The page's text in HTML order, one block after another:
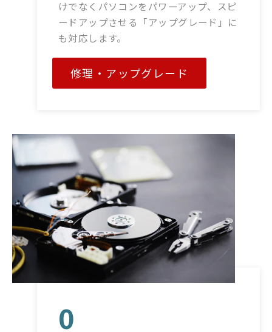
けでなくパソコンをパワーアップ、スピ
ードアップさせる「アップグレード」に
も対応します。
修理・アップグレード
0